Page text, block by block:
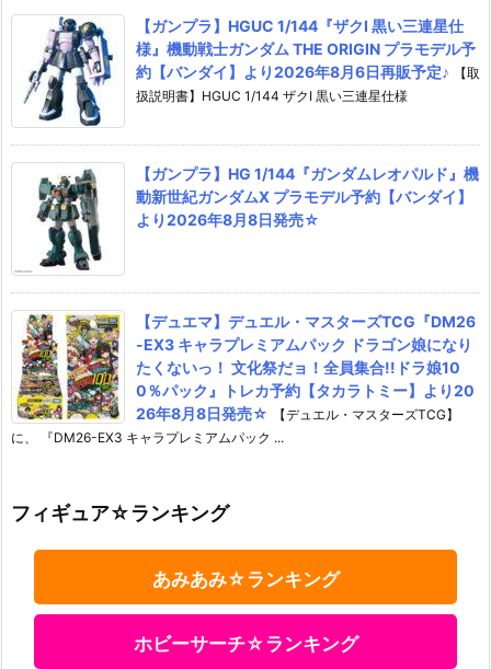
【ガンプラ】HGUC 1/144『ザクI 黒い三連星仕
様』機動戦士ガンダム THE ORIGIN プラモデル予
約【バンダイ】より2026年8月6日再販予定♪
【取
扱説明書】HGUC 1/144 ザクI 黒い三連星仕様
【ガンプラ】HG 1/144『ガンダムレオパルド』機
動新世紀ガンダムX プラモデル予約【バンダイ】
より2026年8月8日発売☆
【デュエマ】デュエル・マスターズTCG『DM26
-EX3 キャラプレミアムパック ドラゴン娘になり
たくないっ！ 文化祭だョ！全員集合!!ドラ娘10
0％パック』トレカ予約【タカラトミー】より20
26年8月8日発売☆
【デュエル・マスターズTCG】
に、 『DM26-EX3 キャラプレミアムパック ...
フィギュア☆ランキング
あみあみ☆ランキング
ホビーサーチ☆ランキング